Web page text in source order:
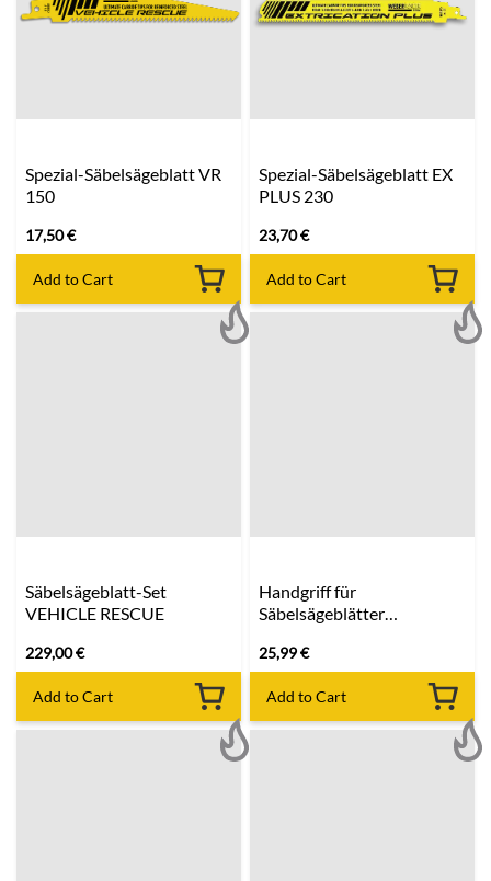
Spezial-Säbelsägeblatt VR
150
17,50€
Add to Cart
Spezial-Säbelsägeblatt EX
PLUS 230
23,70€
Add to Cart
Säbelsägeblatt-Set
VEHICLE RESCUE
229,00€
Add to Cart
Handgriff für
Säbelsägeblätter
25,99€
Add to Cart